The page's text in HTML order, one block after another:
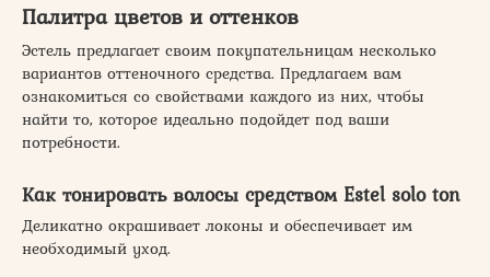
Палитра цветов и оттенков
Эстель предлагает своим покупательницам несколько
вариантов оттеночного средства. Предлагаем вам
ознакомиться со свойствами каждого из них, чтобы
найти то, которое идеально подойдет под ваши
потребности.
Как тонировать волосы средством Estel solo ton
Деликатно окрашивает локоны и обеспечивает им
необходимый уход.